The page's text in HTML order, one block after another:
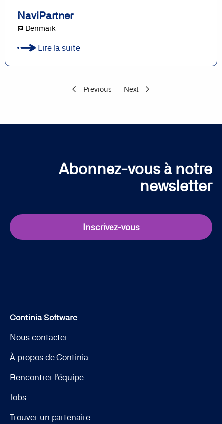
NaviPartner
@ Denmark
Lire la suite
Previous Next
Abonnez-vous à notre
newsletter
Inscrivez-vous
Continia Software
Nous contacter
À propos de Continia
Rencontrer l’équipe
Jobs
Trouver un partenaire